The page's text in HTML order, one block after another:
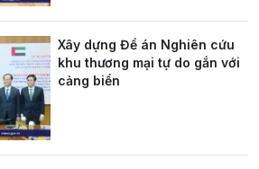
Xây dựng Đề án Nghiên cứu
khu thương mại tự do gắn với
cảng biển